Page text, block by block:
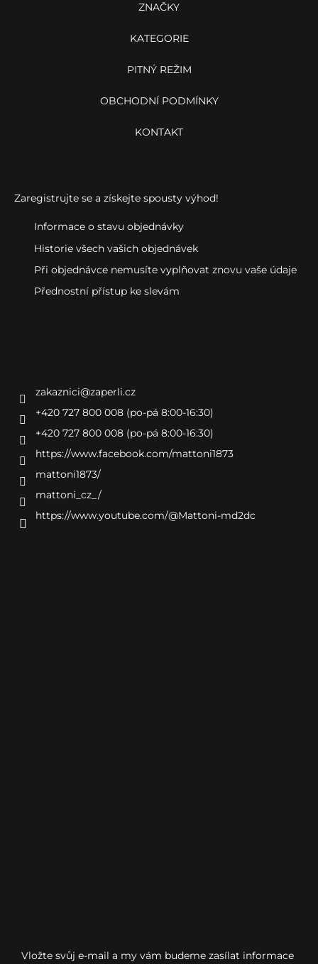
ZNAČKY
KATEGORIE
PITNÝ REŽIM
OBCHODNÍ PODMÍNKY
KONTAKT
Vložte svůj e-mail a my vám budeme zasílat informace
Zaregistrujte se a získejte spousty výhod!
Informace o stavu objednávky
Historie všech vašich objednávek
Při objednávce nemusíte vyplňovat znovu vaše údaje
Přednostní přístup ke slevám
zakaznici@zaperli.cz
+420 727 800 008 (po-pá 8:00-16:30)
+420 727 800 008 (po-pá 8:00-16:30)
https://www.facebook.com/mattoni1873
mattoni1873/
mattoni_cz_/
https://www.youtube.com/@Mattoni-md2dc